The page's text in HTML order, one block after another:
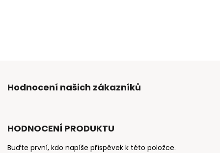
Hodnocení našich zákazníků
HODNOCENÍ PRODUKTU
Buďte první, kdo napíše příspěvek k této položce.